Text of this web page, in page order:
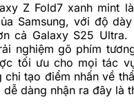
Z Fold7 xanh mint
Samsung, với độ
cả Galaxy S25
nghiệm gõ phím
tối ưu cho mọi tác
chỉ tạo điểm nhấn về
dàng nhận ra đây là